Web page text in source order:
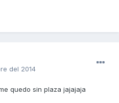
del 2014
quedo sin plaza jajajaja